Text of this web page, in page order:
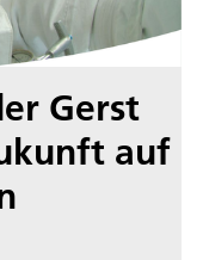
Gerst
auf